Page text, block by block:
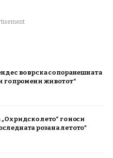
во врска со поранешната
го промени животот“
лето“ го носи
роза на летото“